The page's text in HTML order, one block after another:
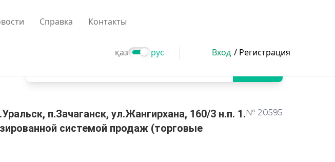
Справка Контакты
қаз рус Вход / Регистрация
п.Зачаганск, ул.Жангирхана, 160/3 н.п. 1.
системой продаж (торговые
№ 20595